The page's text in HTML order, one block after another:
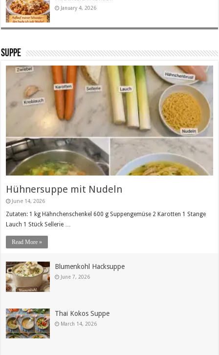
January 4, 2026
SUPPE
Hühnersuppe mit Nudeln
June 14, 2026
Zutaten: 1 kg Hähnchenschenkel 600 g Suppengemüse 2 Karotten 1 Stange
Lauch 1 Stück Sellerie …
Read More »
Blumenkohl Hacksuppe
June 7, 2026
Thai Kokos Suppe
March 14, 2026